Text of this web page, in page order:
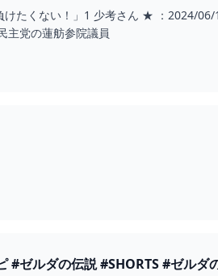
たくない！」1 少考さん ★ ：2024/06/
党の蓮舫参院議員